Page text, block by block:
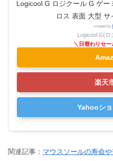
Logicool G ロジクール G ゲー
ロス 表面 大型
created by
Logicool G(
楽天
Yahooシ
関連記事： マウスソールの寿命